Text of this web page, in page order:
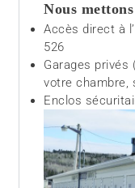
Nous
Accès direct à
526
Garages privés
votre chambre,
Enclos